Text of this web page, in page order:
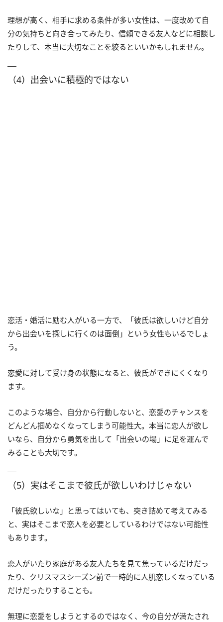
理想が高く、相手に求める条件が多い女性は、一度改めて自
分の気持ちと向き合ってみたり、信頼できる友人などに相談し
たりして、本当に大切なことを絞るといいかもしれません。
（4）出会いに積極的ではない
恋活・婚活に励む人がいる一方で、「彼氏は欲しいけど自分
から出会いを探しに行くのは面倒」という女性もいるでしょ
う。
恋愛に対して受け身の状態になると、彼氏ができにくくなり
ます。
このような場合、自分から行動しないと、恋愛のチャンスを
どんどん掴めなくなってしまう可能性大。本当に恋人が欲し
いなら、自分から勇気を出して「出会いの場」に足を運んで
みることも大切です。
（5）実はそこまで彼氏が欲しいわけじゃない
「彼氏欲しいな」と思ってはいても、突き詰めて考えてみる
と、実はそこまで恋人を必要としているわけではない可能性
もあります。
恋人がいたり家庭がある友人たちを見て焦っているだけだっ
たり、クリスマスシーズン前で一時的に人肌恋しくなっている
だけだったりすることも。
無理に恋愛をしようとするのではなく、今の自分が満たされ